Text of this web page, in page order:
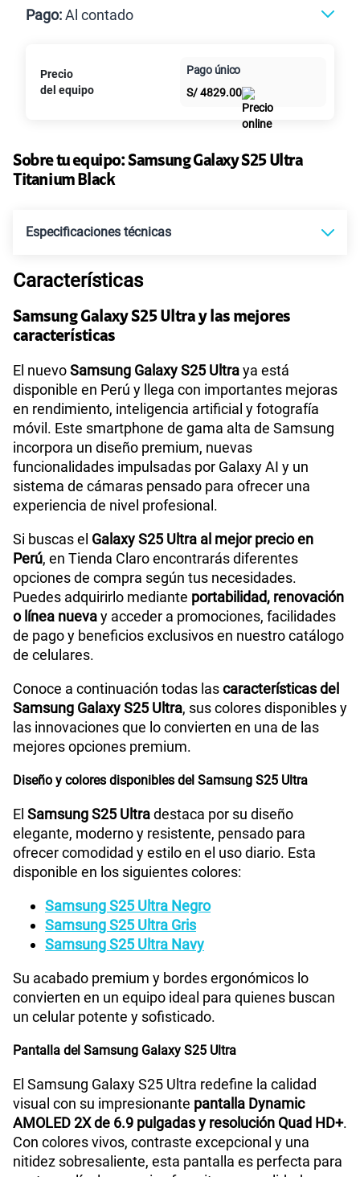
Paga solo
10GBen alta velocidad
Paga solo S/ 49.90
Pago:Al contado
Al contado Cuotas Claro
Precio
del equipo
Pago único
S/4829.00
Sobre tu equipo: SamsungGalaxy S25 Ultra
Titanium Black
Especificaciones técnicas
Tecnología de Pantalla
Procesador Qualcomm | SM8750
Tamaño de Pantalla
Peso 218 g
Bluetooth
Cámara de fotos Principal 200MP + 50MP + 50MP + 10MP
Cámara de fotos Frontal 12MP
Radio FM
Tipo de Batería
Capacidad Memoria Interna
Capacidad Memoria RAM 12GB + 8GB
Características
Samsung Galaxy S25 Ultra y las mejores
características
El nuevoSamsung Galaxy S25 Ultraya está
disponible en Perú y llega con importantes mejoras
en rendimiento, inteligencia artificial y fotografía
móvil. Este smartphone de gama alta de Samsung
incorpora un diseño premium, nuevas
funcionalidades impulsadas por Galaxy AI y un
sistema de cámaras pensado para ofrecer una
experiencia de nivel profesional.
Si buscas el Galaxy S25 Ultra al mejor precio en
Perú, en Tienda Claro encontrarás diferentes
opciones de compra según tus necesidades.
Puedes adquirirlo mediante portabilidad, renovación
o línea nuevay acceder a promociones, facilidades
de pago y beneficios exclusivos en nuestro catálogo
de celulares.
Conoce a continuación todas lascaracterísticas del
Samsung Galaxy S25 Ultra, sus colores disponibles y
las innovaciones que lo convierten en una de las
mejores opciones premium.
Diseño y colores disponibles del Samsung S25 Ultra
El Samsung S25 Ultradestaca por su diseño
elegante, moderno y resistente, pensado para
ofrecer comodidad y estilo en el uso diario. Esta
disponible en los siguientes colores:
Samsung S25 Ultra Negro
Samsung S25 Ultra Gris
Samsung S25 Ultra Navy
Su acabado premium y bordes ergonómicos lo
convierten en un equipo ideal para quienes buscan
un celular potente y sofisticado.
Pantalla del Samsung Galaxy S25 Ultra
El Samsung Galaxy S25 Ultra redefine la calidad
visual con su impresionante pantalla Dynamic
AMOLED 2X de 6.9 pulgadas y resolución Quad HD+.
Con colores vivos, contraste excepcional y una
nitidez sobresaliente, esta pantalla es perfecta para